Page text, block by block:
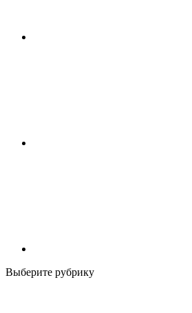
Выберите рубрику